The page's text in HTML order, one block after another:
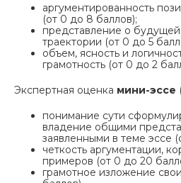
аргументированность
(от 0 до 8 баллов);
представление о
траектории (от 0 до 5
объем, ясность и
грамотность (от 0 до 2
Экспертная оценка мини-эссе
понимание сути
владение общими
заявленными в теме эссе
четкость аргументации,
примеров (от 0 до 20
грамотное изложение